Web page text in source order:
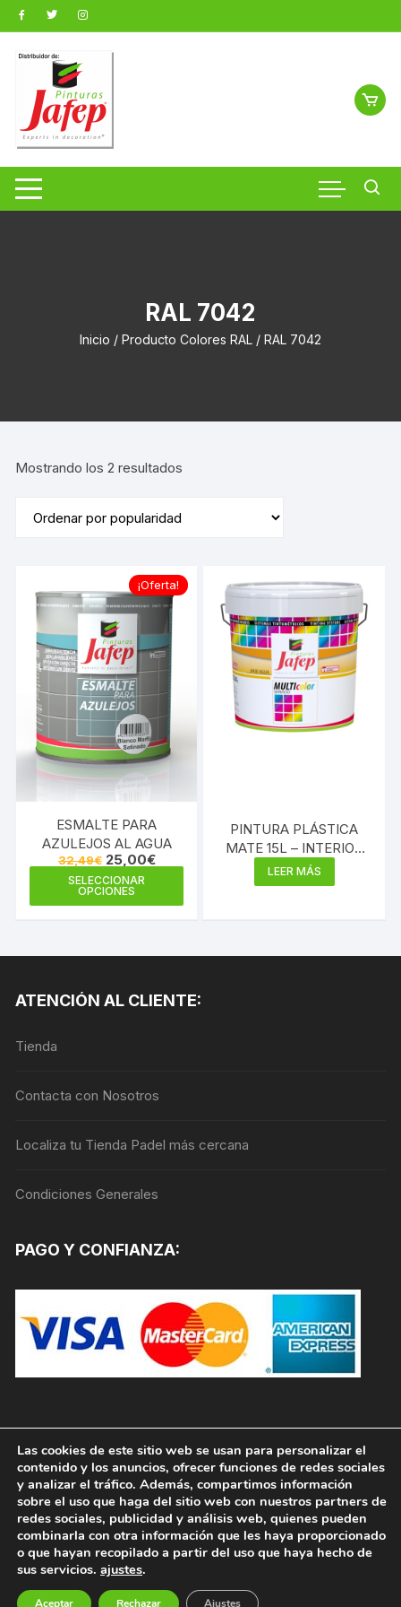
Saltar
al
contenido
RAL 7042
Inicio / Producto Colores RAL / RAL 7042
Mostrando los 2 resultados
¡Oferta!
ESMALTE PARA
AZULEJOS AL AGUA
32,49€ El
precio
original
era:
25,00€El
precio
SELECCIONAR
OPCIONES
variantes.
opciones
de
PINTURA PLÁSTICA
MATE 15L – INTERIOR
MULTICOLOR 300
LEER MÁS
ATENCIÓN AL CLIENTE:
Tienda
Contacta con Nosotros
Localiza tu Tienda Padel más cercana
Condiciones Generales
PAGO Y CONFIANZA:
Copyright © 2026, PINTURAS JAFEP |
PADELPINTURAS.COM. Todos los derechos reservados.
Las cookies de este sitio web se usan para personalizar el
contenido y los anuncios, ofrecer funciones de redes sociales
y analizar el tráfico. Además, compartimos información
sobre el uso que haga del sitio web con nuestros partners de
redes sociales, publicidad y análisis web, quienes pueden
combinarla con otra información que les haya proporcionado
o que hayan recopilado a partir del uso que haya hecho de
sus servicios. ajustes.
Aceptar Rechazar Ajustes